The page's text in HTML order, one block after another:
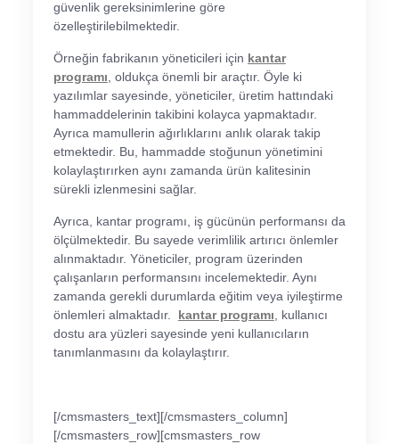
güvenlik gereksinimlerine göre
özelleştirilebilmektedir.
Örneğin fabrikanın yöneticileri için kantar
programı, oldukça önemli bir araçtır. Öyle ki
yazılımlar sayesinde, yöneticiler, üretim hattındaki
hammaddelerinin takibini kolayca yapmaktadır.
Ayrıca mamullerin ağırlıklarını anlık olarak takip
etmektedir. Bu, hammadde stoğunun yönetimini
kolaylaştırırken aynı zamanda ürün kalitesinin
sürekli izlenmesini sağlar.
Ayrıca, kantar programı, iş gücünün performansı da
ölçülmektedir. Bu sayede verimlilik artırıcı önlemler
alınmaktadır. Yöneticiler, program üzerinden
çalışanların performansını incelemektedir. Aynı
zamanda gerekli durumlarda eğitim veya iyileştirme
önlemleri almaktadır.
kantar programı, kullanıcı
dostu ara yüzleri sayesinde yeni kullanıcıların
tanımlanmasını da kolaylaştırır.
[/cmsmasters_text][/cmsmasters_column]
[/cmsmasters_row][cmsmasters_row